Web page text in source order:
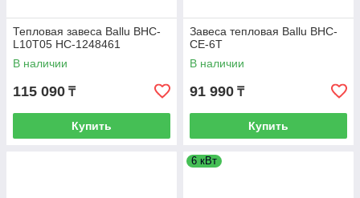
Тепловая завеса Ballu BHC-
L10T05 НС-1248461
В наличии
115 090 ₸
Купить
Завеса тепловая Ballu BHC-
CE-6T
В наличии
91 990 ₸
Купить
6 кВт